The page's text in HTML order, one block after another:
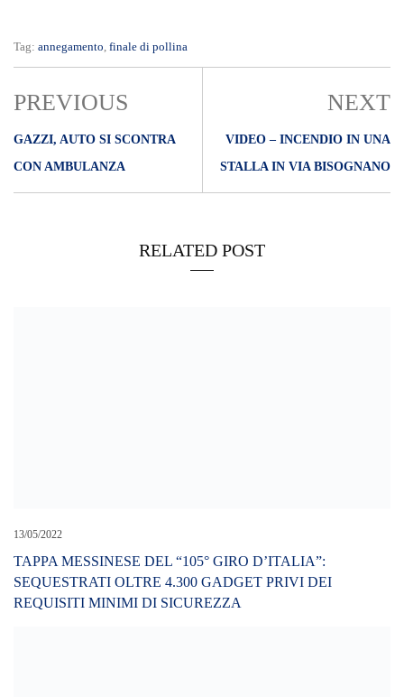
Tag: annegamento finale di pollina
PREVIOUS
GAZZI, AUTO SI SCONTRA
CON AMBULANZA
NEXT
VIDEO – INCENDIO IN UNA
STALLA IN VIA BISOGNANO
RELATED POST